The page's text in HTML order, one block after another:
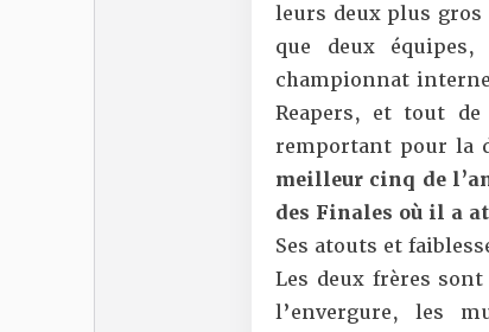
leurs deux plus gros
que deux
championnat
Reapers, et tout
remportant pour la
meilleur cinq de
des Finales où il a
Ses atouts et
Les deux frères
l’envergure, les